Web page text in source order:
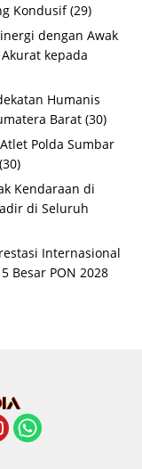
Kondusif (29)
dengan Awak
kepada
Humanis
Barat (30)
Polda Sumbar
(30)
Kendaraan di
di Seluruh
Internasional
Besar PON 2028